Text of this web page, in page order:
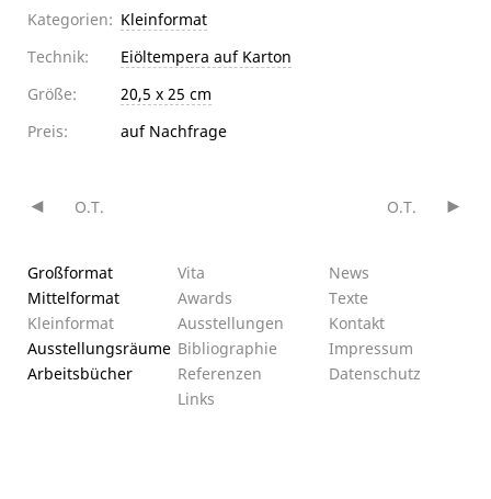
Kategorien: Kleinformat
Technik:
Eiöltempera auf Karton
Größe:
20,5 x 25 cm
Preis:
auf Nachfrage
Beitragsnavigation
O.T. O.T.
Großformat
Mittelformat
Kleinformat
Ausstellungsräume
Arbeitsbücher
Vita
Awards
Ausstellungen
Bibliographie
Referenzen
Links
News
Texte
Kontakt
Impressum
Datenschutz­